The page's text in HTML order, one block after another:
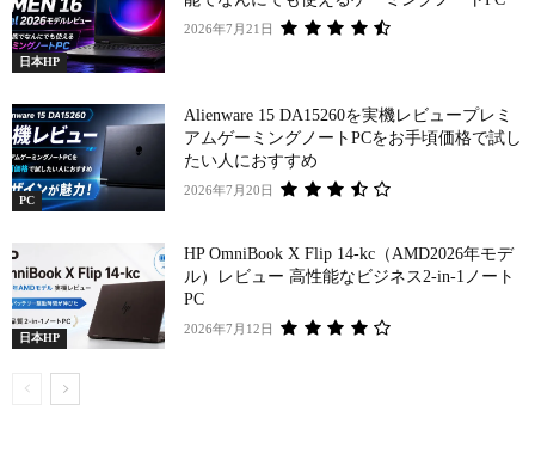
日本HP
2026年7月21日
PC
Alienware 15 DA15260を実機レビュープレミ
アムゲーミングノートPCをお手頃価格で試し
たい人におすすめ
2026年7月20日
日本HP
HP OmniBook X Flip 14-kc（AMD2026年モデ
ル）レビュー 高性能なビジネス2-in-1ノート
PC
2026年7月12日